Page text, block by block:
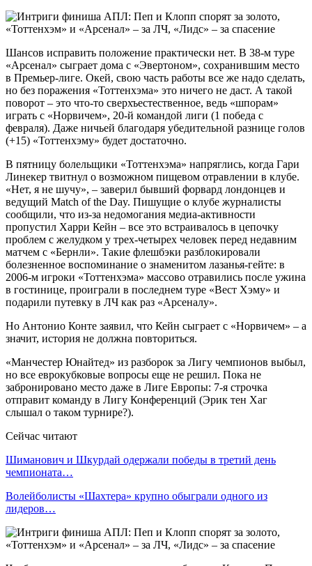
Шансов исправить положение практически нет. В 38-м туре
«Арсенал» сыграет дома с «Эвертоном», сохранившим место
в Премьер-лиге. Окей, свою часть работы все же надо сделать,
но без поражения «Тоттенхэма» это ничего не даст. А такой
поворот – это что-то сверхъестественное, ведь «шпорам»
играть с «Норвичем», 20-й командой лиги (1 победа с
февраля). Даже ничьей благодаря убедительной разнице голов
(+15) «Тоттенхэму» будет достаточно.
В пятницу болельщики «Тоттенхэма» напряглись, когда Гари
Линекер твитнул о возможном пищевом отравлении в клубе.
«Нет, я не шучу», – заверил бывший форвард лондонцев и
ведущий Match of the Day. Пишущие о клубе журналисты
сообщили, что из-за недомогания медиа-активности
пропустил Харри Кейн – все это встраивалось в цепочку
проблем с желудком у трех-четырех человек перед недавним
матчем с «Бернли». Такие флешбэки разблокировали
болезненное воспоминание о знаменитом лазанья-гейте: в
2006-м игроки «Тоттенхэма» массово отравились после ужина
в гостинице, проиграли в последнем туре «Вест Хэму» и
подарили путевку в ЛЧ как раз «Арсеналу».
Но Антонио Конте заявил, что Кейн сыграет с «Норвичем» – а
значит, история не должна повториться.
«Манчестер Юнайтед» из разборок за Лигу чемпионов выбыл,
но все еврокубковые вопросы еще не решил. Пока не
забронировано место даже в Лиге Европы: 7-я строчка
отправит команду в Лигу Конференций (Эрик тен Хаг
слышал о таком турнире?).
Сейчас читают
Шиманович и Шкурдай одержали победы в третий день
чемпионата…
Волейболисты «Шахтера» крупно обыграли одного из
лидеров…